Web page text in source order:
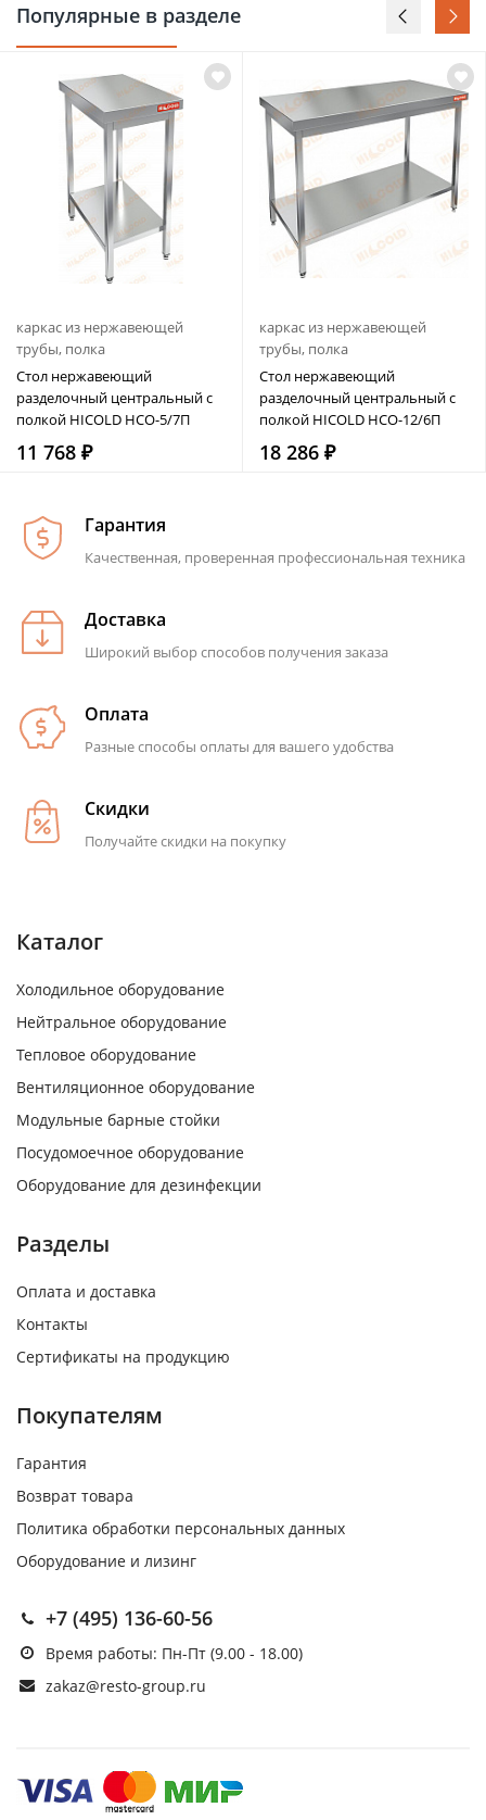
Популярные в разделе
каркас из нержавеющей
трубы, полка
Стол нержавеющий
разделочный центральный с
полкой HICOLD НСО-5/7П
11 768 ₽
каркас из нержавеющей
трубы, полка
Стол нержавеющий
разделочный центральный с
полкой HICOLD НСО-12/6П
18 286 ₽
Гарантия
Качественная, проверенная профессиональная техника
Доставка
Широкий выбор способов получения заказа
Оплата
Разные способы оплаты для вашего удобства
Скидки
Получайте скидки на покупку
Каталог
Холодильное оборудование
Нейтральное оборудование
Тепловое оборудование
Вентиляционное оборудование
Модульные барные стойки
Посудомоечное оборудование
Оборудование для дезинфекции
Разделы
Оплата и доставка
Контакты
Сертификаты на продукцию
Покупателям
Гарантия
Возврат товара
Политика обработки персональных данных
Оборудование и лизинг
+7 (495) 136-60-56
Время работы: Пн-Пт (9.00 - 18.00)
zakaz@resto-group.ru